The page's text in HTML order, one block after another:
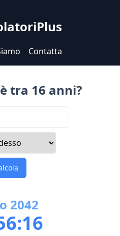
Contatta
tra 16 anni?
2042